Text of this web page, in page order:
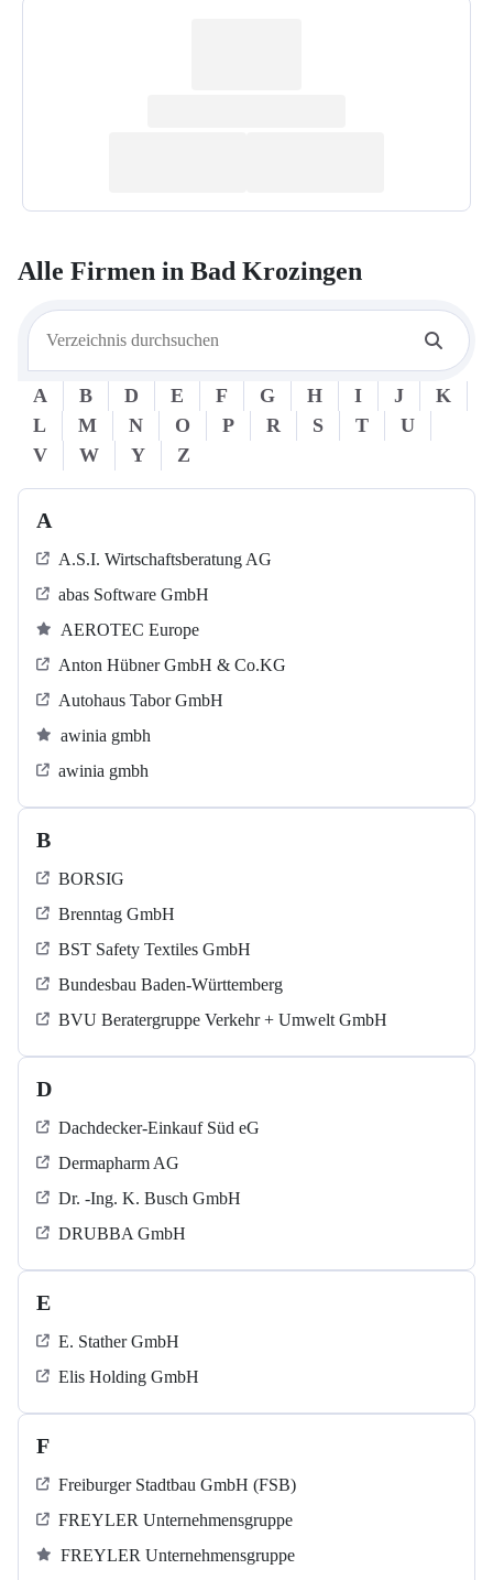
Alle Firmen in Bad Krozingen
A B D E F G H I J
K
L
M N O P R S T
U
V
W Y Z
A
A.S.I. Wirtschaftsberatung AG
abas Software GmbH
AEROTEC Europe
Anton Hübner GmbH & Co.KG
Autohaus Tabor GmbH
awinia gmbh
awinia gmbh
B
BORSIG
Brenntag GmbH
BST Safety Textiles GmbH
Bundesbau Baden-Württemberg
BVU Beratergruppe Verkehr + Umwelt GmbH
D
Dachdecker-Einkauf Süd eG
Dermapharm AG
Dr. -Ing. K. Busch GmbH
DRUBBA GmbH
E
E. Stather GmbH
Elis Holding GmbH
F
Freiburger Stadtbau GmbH (FSB)
FREYLER Unternehmensgruppe
FREYLER Unternehmensgruppe